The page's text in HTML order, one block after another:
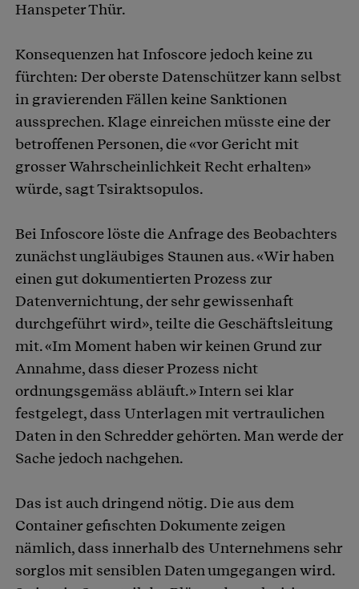
Hanspeter Thür.
Konsequenzen hat Infoscore jedoch keine zu
fürchten: Der oberste Datenschützer kann selbst
in gravierenden Fällen keine Sanktionen
aussprechen. Klage einreichen müsste eine der
betroffenen Personen, die «vor Gericht mit
grosser Wahrscheinlichkeit Recht erhalten»
würde, sagt Tsiraktsopulos.
Bei Infoscore löste die Anfrage des Beobachters
zunächst ungläubiges Staunen aus. «Wir haben
einen gut dokumentierten Prozess zur
Datenvernichtung, der sehr gewissenhaft
durchgeführt wird», teilte die Geschäftsleitung
mit. «Im Moment haben wir keinen Grund zur
Annahme, dass dieser Prozess nicht
ordnungsgemäss abläuft.» Intern sei klar
festgelegt, dass Unterlagen mit vertraulichen
Daten in den Schredder gehörten. Man werde der
Sache jedoch nachgehen.
Das ist auch dringend nötig. Die aus dem
Container gefischten Dokumente zeigen
nämlich, dass innerhalb des Unternehmens sehr
sorglos mit sensiblen Daten umgegangen wird.